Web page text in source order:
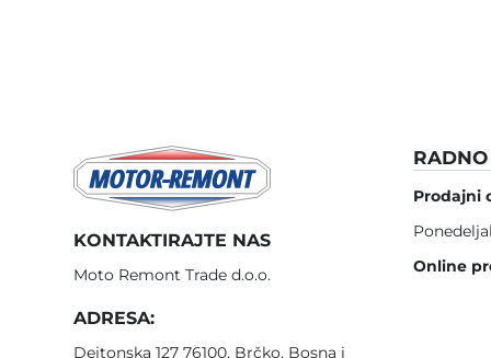
KONTAKTIRAJTE NAS
Moto Remont Trade d.o.o.
ADRESA:
Dejtonska 127 76100, Brčko, Bosna i
Prodajni
Online